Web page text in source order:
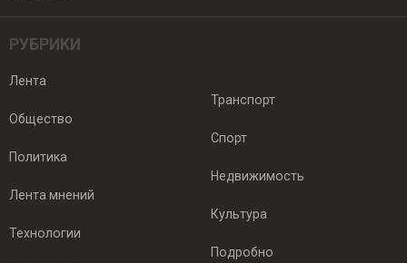
РУБРИКИ
Лента
Общество
Политика
Лента мнений
Технологии
Транспорт
Спорт
Недвижимость
Культура
Подробно